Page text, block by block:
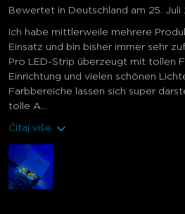
Bewertet in Deutschland am 25. Juli
Ich habe mittlerweile mehrere
Einsatz und bin bisher immer sehr
Pro LED-Strip überzeugt mit tollen
Einrichtung und vielen schönen
Farbbereiche lassen sich super
tolle A...
Čitaj više